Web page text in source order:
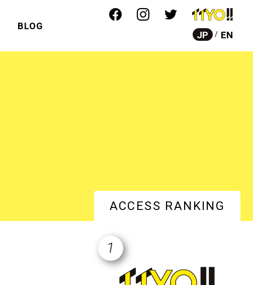
JP EN
BLOG
ACCESS RANKING